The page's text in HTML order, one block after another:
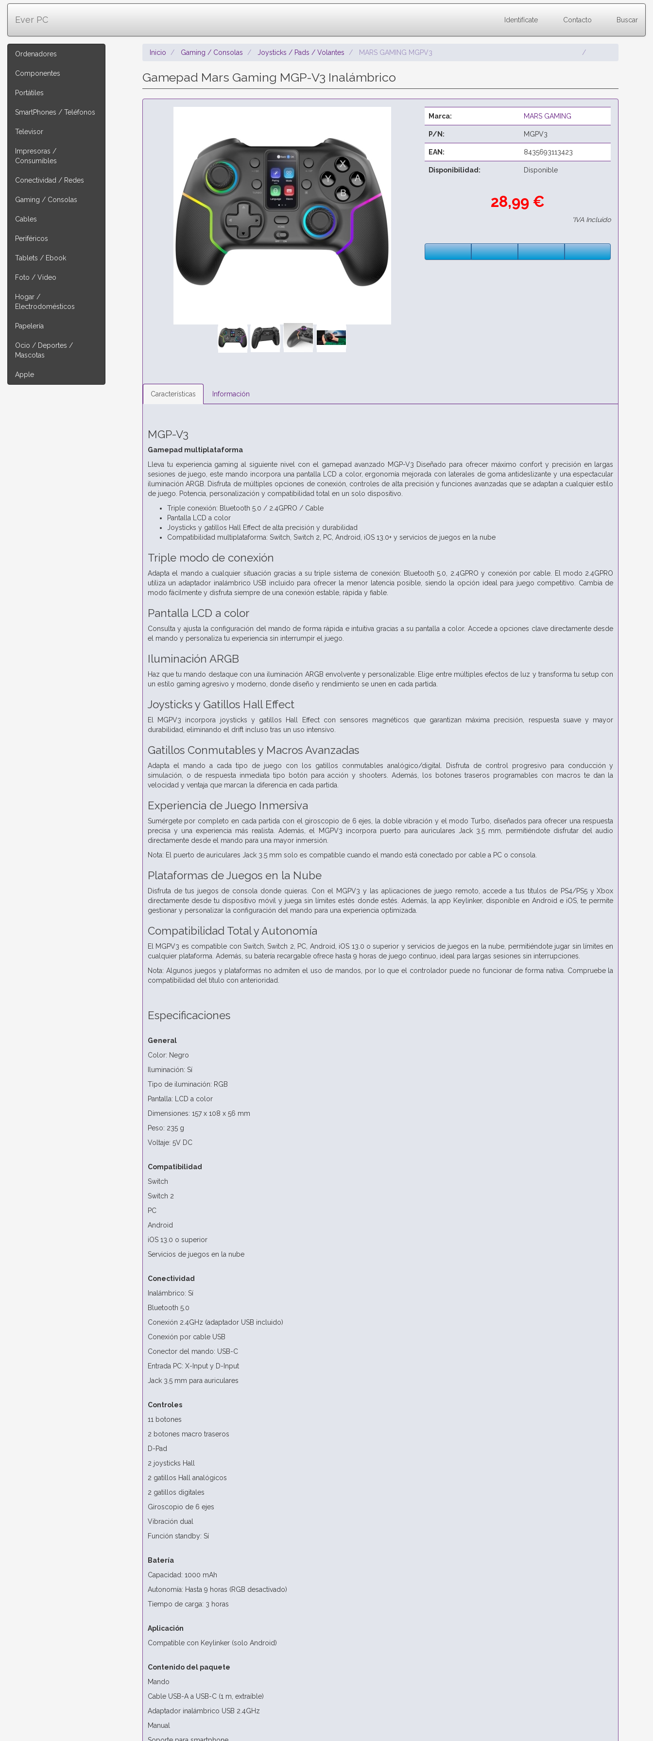
Ever PC Identifícate Contacto Buscar
Ordenadores
Componentes
Portátiles
SmartPhones / Teléfonos
Televisor
Impresoras /
Consumibles
Conectividad / Redes
Gaming / Consolas
Cables
Periféricos
Tablets / Ebook
Foto / Video
Hogar /
Electrodomésticos
Papelería
Ocio / Deportes /
Mascotas
Apple
Inicio Gaming / Consolas Joysticks / Pads / Volantes MARS GAMING MGPV3
Gamepad Mars Gaming MGP-V3 Inalámbrico
Marca: MARS GAMING
P/N: MGPV3
EAN: 8435693113423
Disponibilidad: Disponible
28,99 €
*IVA Incluido
Características Información
MGP-V3
Gamepad multiplataforma
Lleva tu experiencia gaming al siguiente nivel con el gamepad avanzado MGP-V3 Diseñado para ofrecer máximo confort y precisión en largas
sesiones de juego, este mando incorpora una pantalla LCD a color, ergonomía mejorada con laterales de goma antideslizante y una espectacular
iluminación ARGB. Disfruta de múltiples opciones de conexión, controles de alta precisión y funciones avanzadas que se adaptan a cualquier estilo
de juego. Potencia, personalización y compatibilidad total en un solo dispositivo.
Triple conexión: Bluetooth 5.0 / 2.4GPRO / Cable
Pantalla LCD a color
Joysticks y gatillos Hall Effect de alta precisión y durabilidad
Compatibilidad multiplataforma: Switch, Switch 2, PC, Android, iOS 13.0+ y servicios de juegos en la nube
Triple modo de conexión
Adapta el mando a cualquier situación gracias a su triple sistema de conexión: Bluetooth 5.0, 2.4GPRO y conexión por cable. El modo 2.4GPRO
utiliza un adaptador inalámbrico USB incluido para ofrecer la menor latencia posible, siendo la opción ideal para juego competitivo. Cambia de
modo fácilmente y disfruta siempre de una conexión estable, rápida y fiable.
Pantalla LCD a color
Consulta y ajusta la configuración del mando de forma rápida e intuitiva gracias a su pantalla a color. Accede a opciones clave directamente desde
el mando y personaliza tu experiencia sin interrumpir el juego.
Iluminación ARGB
Haz que tu mando destaque con una iluminación ARGB envolvente y personalizable. Elige entre múltiples efectos de luz y transforma tu setup con
un estilo gaming agresivo y moderno, donde diseño y rendimiento se unen en cada partida.
Joysticks y Gatillos Hall Effect
El MGPV3 incorpora joysticks y gatillos Hall Effect con sensores magnéticos que garantizan máxima precisión, respuesta suave y mayor
durabilidad, eliminando el drift incluso tras un uso intensivo.
Gatillos Conmutables y Macros Avanzadas
Adapta el mando a cada tipo de juego con los gatillos conmutables analógico/digital. Disfruta de control progresivo para conducción y
simulación, o de respuesta inmediata tipo botón para acción y shooters. Además, los botones traseros programables con macros te dan la
velocidad y ventaja que marcan la diferencia en cada partida.
Experiencia de Juego Inmersiva
Sumérgete por completo en cada partida con el giroscopio de 6 ejes, la doble vibración y el modo Turbo, diseñados para ofrecer una respuesta
precisa y una experiencia más realista. Además, el MGPV3 incorpora puerto para auriculares Jack 3.5 mm, permitiéndote disfrutar del audio
directamente desde el mando para una mayor inmersión.
Nota: El puerto de auriculares Jack 3.5 mm solo es compatible cuando el mando está conectado por cable a PC o consola.
Plataformas de Juegos en la Nube
Disfruta de tus juegos de consola donde quieras. Con el MGPV3 y las aplicaciones de juego remoto, accede a tus títulos de PS4/PS5 y Xbox
directamente desde tu dispositivo móvil y juega sin límites estés donde estés. Además, la app Keylinker, disponible en Android e iOS, te permite
gestionar y personalizar la configuración del mando para una experiencia optimizada.
Compatibilidad Total y Autonomía
El MGPV3 es compatible con Switch, Switch 2, PC, Android, iOS 13.0 o superior y servicios de juegos en la nube, permitiéndote jugar sin límites en
cualquier plataforma. Además, su batería recargable ofrece hasta 9 horas de juego continuo, ideal para largas sesiones sin interrupciones.
Nota: Algunos juegos y plataformas no admiten el uso de mandos, por lo que el controlador puede no funcionar de forma nativa. Compruebe la
compatibilidad del título con anterioridad.
Especificaciones
General
Color: Negro
Iluminación: Sí
Tipo de iluminación: RGB
Pantalla: LCD a color
Dimensiones: 157 x 108 x 56 mm
Peso: 235 g
Voltaje: 5V DC
Compatibilidad
Switch
Switch 2
PC
Android
iOS 13.0 o superior
Servicios de juegos en la nube
Conectividad
Inalámbrico: Sí
Bluetooth 5.0
Conexión 2.4GHz (adaptador USB incluido)
Conexión por cable USB
Conector del mando: USB-C
Entrada PC: X-Input y D-Input
Jack 3.5 mm para auriculares
Controles
11 botones
2 botones macro traseros
D-Pad
2 joysticks Hall
2 gatillos Hall analógicos
2 gatillos digitales
Giroscopio de 6 ejes
Vibración dual
Función standby: Sí
Batería
Capacidad: 1000 mAh
Autonomía: Hasta 9 horas (RGB desactivado)
Tiempo de carga: 3 horas
Aplicación
Compatible con Keylinker (solo Android)
Contenido del paquete
Mando
Cable USB-A a USB-C (1 m, extraíble)
Adaptador inalámbrico USB 2.4GHz
Manual